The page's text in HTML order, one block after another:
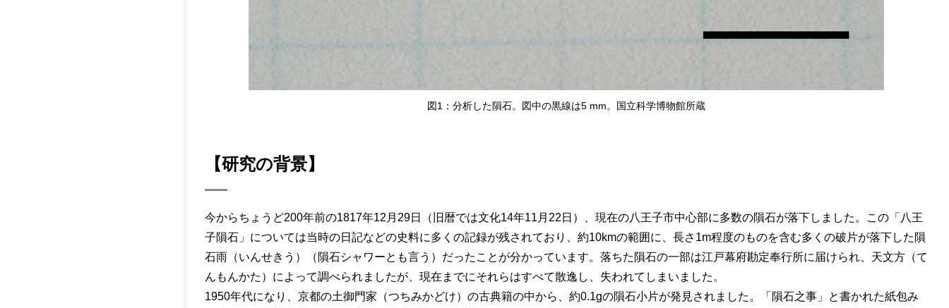
図1：分析した隕石。図中の黒線は5 mm。国立科学博物館所蔵
【研究の背景】
今からちょうど200年前の1817年12月29日（旧暦では文化14年11月22日）、現在の八王子市中心部に多数の隕石が落下しました。この「八王
子隕石」については当時の日記などの史料に多くの記録が残されており、約10kmの範囲に、長さ1m程度のものを含む多くの破片が落下した隕
石雨（いんせきう）（隕石シャワーとも言う）だったことが分かっています。落ちた隕石の一部は江戸幕府勘定奉行所に届けられ、天文方（て
んもんかた）によって調べられましたが、現在までにそれらはすべて散逸し、失われてしまいました。
1950年代になり、京都の土御門家（つちみかどけ）の古典籍の中から、約0.1gの隕石小片が発見されました。「隕石之事」と書かれた紙包み